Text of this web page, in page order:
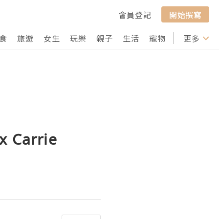
會員登記
開始撰寫
旅遊 女生 玩樂 親子 生活 寵物 行山 打卡
更多
Carrie